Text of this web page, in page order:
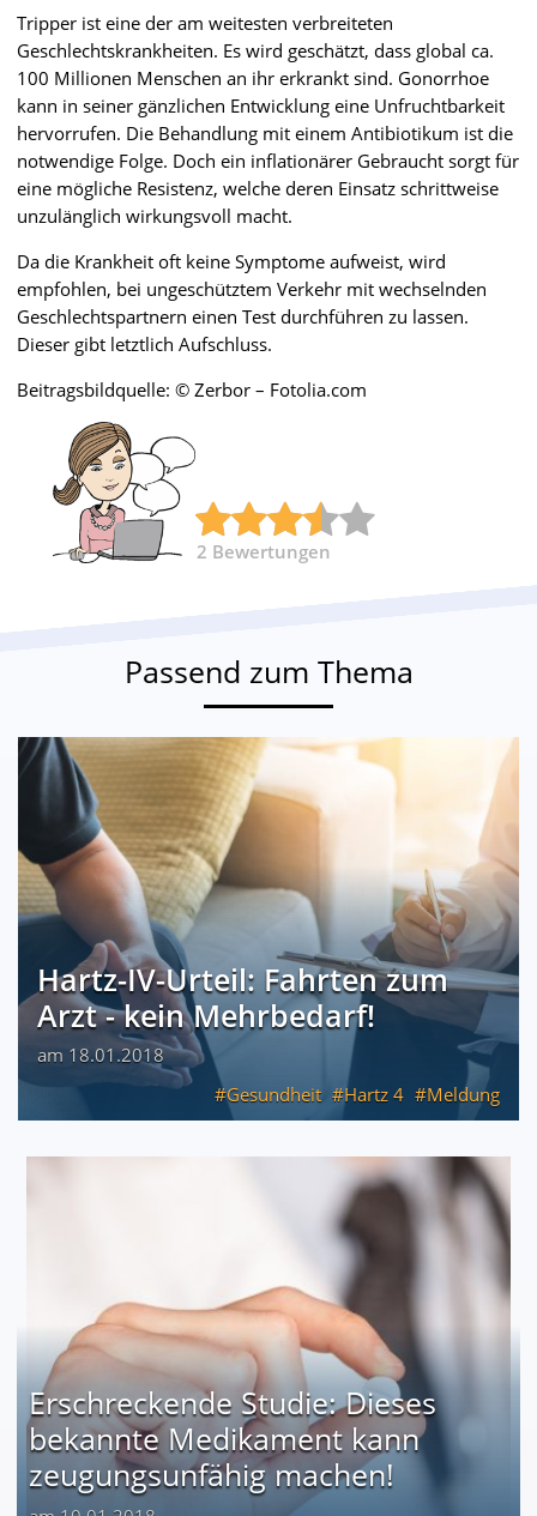
Tripper ist eine der am weitesten verbreiteten
Geschlechtskrankheiten. Es wird geschätzt, dass global ca.
100 Millionen Menschen an ihr erkrankt sind. Gonorrhoe
kann in seiner gänzlichen Entwicklung eine Unfruchtbarkeit
hervorrufen. Die Behandlung mit einem Antibiotikum ist die
notwendige Folge. Doch ein inflationärer Gebraucht sorgt für
eine mögliche Resistenz, welche deren Einsatz schrittweise
unzulänglich wirkungsvoll macht.
Da die Krankheit oft keine Symptome aufweist, wird
empfohlen, bei ungeschütztem Verkehr mit wechselnden
Geschlechtspartnern einen Test durchführen zu lassen.
Dieser gibt letztlich Aufschluss.
Beitragsbildquelle: © Zerbor – Fotolia.com
2 Bewertungen
Passend zum Thema
Hartz-IV-Urteil: Fahrten zum
Arzt - kein Mehrbedarf!
am 18.01.2018
Gesundheit
Hartz 4 Meldung
Erschreckende Studie: Dieses
bekannte Medikament kann
zeugungsunfähig machen!